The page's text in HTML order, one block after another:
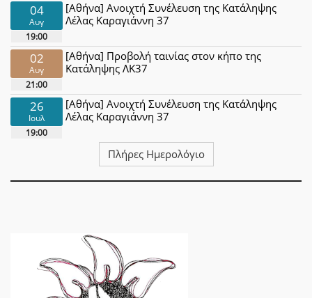
04
Αυγ
19:00
[Αθήνα] Ανοιχτή Συνέλευση της Κατάληψης
Λέλας Καραγιάννη 37
02
Αυγ
21:00
[Αθήνα] Προβολή ταινίας στον κήπο της
Κατάληψης ΛΚ37
26
Ιουλ
19:00
[Αθήνα] Ανοιχτή Συνέλευση της Κατάληψης
Λέλας Καραγιάννη 37
Πλήρες Ημερολόγιο